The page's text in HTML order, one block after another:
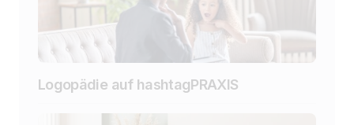
Logopädie auf hashtagPRAXIS